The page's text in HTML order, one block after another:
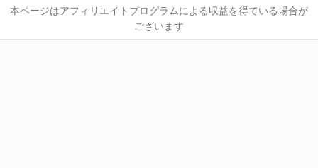
本ページはアフィリエイトプログラムによる収益を得ている場合が
ございます